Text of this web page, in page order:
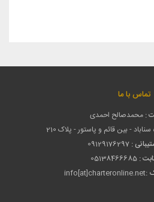
تماس با ما
: محمدصالح احمدی
- بین قائم و پاستور - پلاک 210
:
09129176297
:
05138466685
:
info[at]charteronline.net